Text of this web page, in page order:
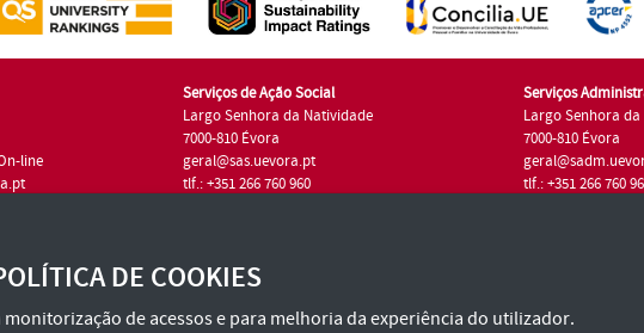
line
Serviços de Ação Social
Largo Senhora da Natividade
7000-810 Évora
geral@sas.uevora.pt
tlf.: +351 266 760 960
Serviços
Largo Senhora
7000-810 Évora
tlf.: +351 266 760
DE COOKIES
de acessos e para melhoria da experiência do utilizador.